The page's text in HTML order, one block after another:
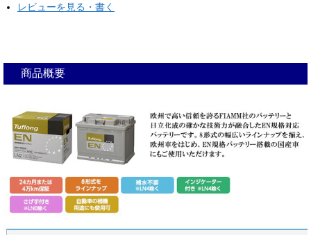
レビューを見る・書く
商品概要